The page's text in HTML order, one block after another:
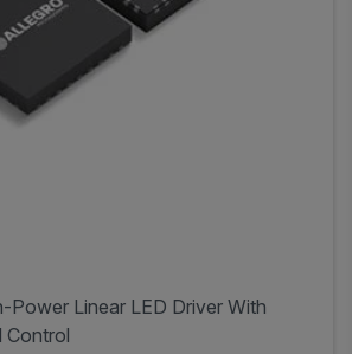
Power Linear LED Driver With
Control